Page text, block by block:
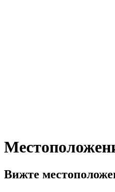
Вижте